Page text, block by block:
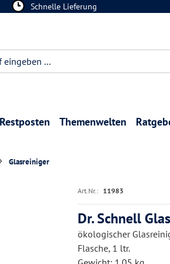
Schnelle Lieferung
Restposten Themenwelten
Glasreiniger
Art.Nr.: 11983
Dr. Schnell
ökologischer
Flasche, 1 ltr.